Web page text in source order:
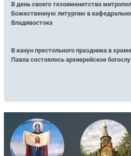
В день своего тезоименитства
Божественную литургию в
Владивостока
В канун престольного праздника в
Павла состоялось архиерейское